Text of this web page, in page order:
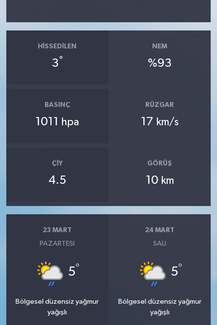
HISSEDILEN
3°
NEM
%93
BASINÇ
1011 hpa
RÜZGAR
17 km/s
ÇIY
4.5
GÖRÜŞ
10 km
23 MART
PAZARTESI
5°
Bölgesel düzensiz yağmur
yağışlı
24 MART
SALI
5°
Bölgesel düzensiz yağmur
yağışlı